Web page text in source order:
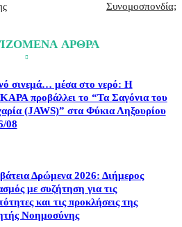
Συνομοσπονδία;
ΑΡΘΡΑ
σινεμά… μέσα στο νερό: Η
προβάλλει το “Τα Σαγόνια του
(JAWS)” στα Φύκια Ληξουρίου
08
Δρώμενα 2026: Διήμερος
με συζήτηση για τις
και τις προκλήσεις της
Νοημοσύνης